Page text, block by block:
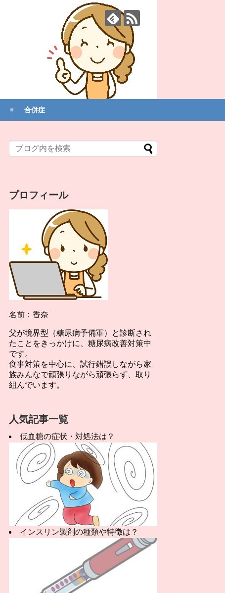
合併症
プロフィール
名前：香奈
父が境界型（糖尿病予備軍）と診断され
たことをきっかけに、糖尿病改善対策中
です。
食事対策を中心に、試行錯誤しながら家
族みんなで頑張りながら頑張らず、取り
組んでいます。
人気記事一覧
低血糖の症状・対処法は？
インスリン製剤の種類や特徴は？